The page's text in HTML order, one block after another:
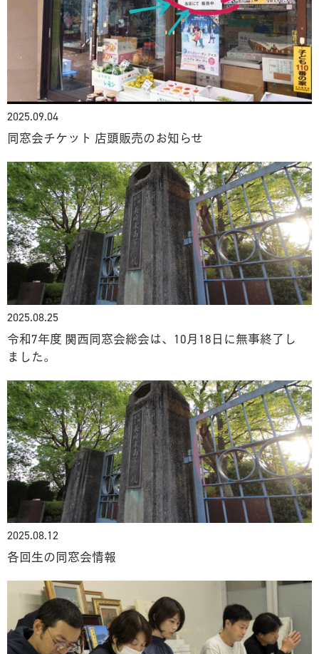
2025.09.04
同窓会チケット 店頭販売のお知らせ
2025.08.25
令和7年度 関西同窓会総会は、10月18日に無事終了し
ました。
2025.08.12
各回生の同窓会情報